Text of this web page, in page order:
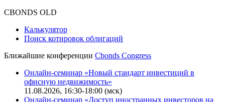
CBONDS OLD
Калькулятор
Поиск котировок облигаций
Ближайшие конференции Cbonds Congress
Онлайн-семинар «Новый стандарт инвестиций в
офисную недвижимость»
11.08.2026, 16:30-18:00 (мск)
Онлайн-семинар «Доступ иностранных инвесторов на